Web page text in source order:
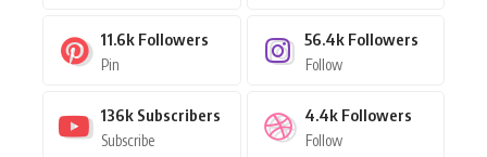
11.6k Followers
Pin
56.4k Followers
Follow
136k Subscribers
Subscribe
4.4k Followers
Follow